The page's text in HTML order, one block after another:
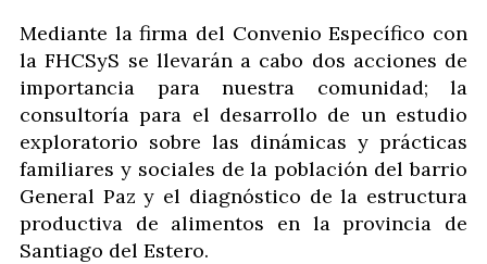
Mediante la firma del Convenio Específico con
la FHCSyS se llevarán a cabo dos acciones de
importancia para nuestra comunidad; la
consultoría para el desarrollo de un estudio
exploratorio sobre las dinámicas y prácticas
familiares y sociales de la población del barrio
General Paz y el diagnóstico de la estructura
productiva de alimentos en la provincia de
Santiago del Estero.